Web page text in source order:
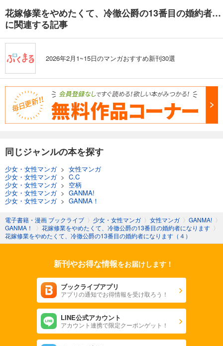
花嫁修業をやめたくて、冷徹公爵の13番目の婚約者になります
に関連する記事
2026年2月1~15日のマンガおすすめ新刊30選
同じジャンルの本を探す
少女・女性マンガ> 女性マンガ
少女・女性マンガ> C.C
少女・女性マンガ> 空柄
少女・女性マンガ> GANMA!
少女・女性マンガ> GANMA！
電子書籍・漫画 ブックライブ 〉 少女・女性マンガ 〉 女性マンガ 〉 GANMA! 〉
GANMA！
〉 花嫁修業をやめたくて、冷徹公爵の13番目の婚約者になります 〉
花嫁修業をやめたくて、冷徹公爵の13番目の婚約者になります（４）
新刊やお得な情報をお届けします！
ブックライブアプリ
アプリの通知でお得情報を受け取ろう！
LINE公式アカウント
アカウント連携で限定クーポンゲット！